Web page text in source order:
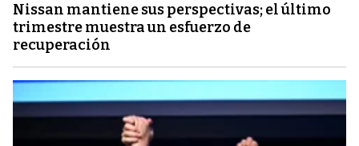
Nissan mantiene sus perspectivas; el último
trimestre muestra un esfuerzo de
recuperación